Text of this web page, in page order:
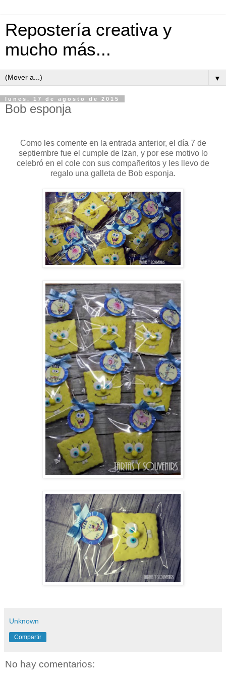
Repostería creativa y
mucho más...
▼
lunes, 17 de agosto de 2015
Bob esponja
Como les comente en la entrada anterior, el día 7 de
septiembre fue el cumple de Izan, y por ese motivo lo
celebró en el cole con sus compañeritos y les llevo de
regalo una galleta de Bob esponja.
Unknown
Compartir
No hay comentarios: